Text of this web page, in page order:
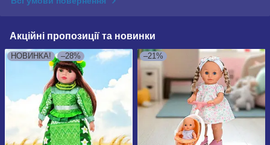
Акційні пропозиції та новинки
НОВИНКА! –28% –21%